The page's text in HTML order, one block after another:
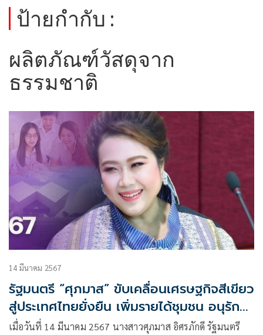
ป้ายกำกับ :
ผลิตภัณฑ์วัสดุจาก
ธรรมชาติ
14 มีนาคม 2567
รัฐมนตรี “ศุภมาส” ขับเคลื่อนเศรษฐกิจสีเขียว
สู่ประเทศไทยยั่งยืน เพิ่มรายได้ชุมชน อนุรักษ์
สิ่งแวดล้อม
เมื่อวันที่ 14 มีนาคม 2567 นางสาวศุภมาส อิศรภักดี รัฐมนตรี